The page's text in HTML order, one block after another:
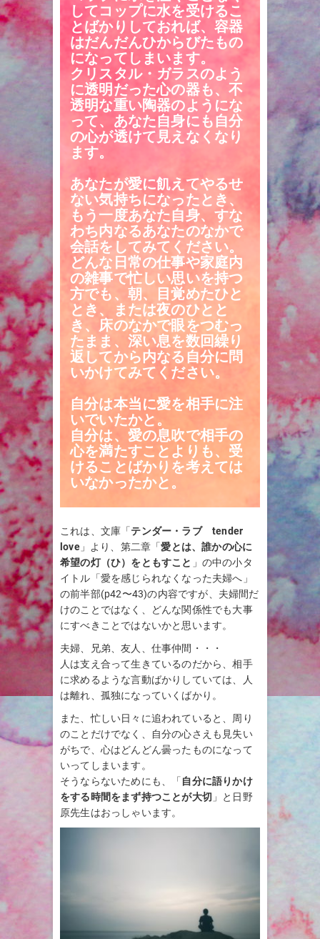
してコップに水を受けるこ
とばかりしておれば、容器
はだんだんひからびたもの
になってしまいます。
クリスタル・ガラスのよう
に透明だった心の器も、不
透明な重い陶器のようにな
って、あなた自身にも自分
の心が透けて見えなくなり
ます。
あなたが愛に飢えてやるせ
ない気持ちになったとき、
もう一度あなた自身、すな
わち内なるあなたのなかで
会話をしてみてください。
どんな日常の仕事や家庭内
の雑事で忙しい思いを持つ
方でも、朝、目覚めたひと
とき、または夜のひとと
き、床のなかで眼をつむっ
たまま、深い息を数回繰り
返してから内なる自分に問
いかけてみてください。
自分は本当に愛を相手に注
いでいたかと。
自分は、愛の息吹で相手の
心を満たすことよりも、受
けることばかりを考えては
いなかったかと。
これは、文庫「テンダー・ラブ tender
love」より、第二章「愛とは、誰かの心に
希望の灯（ひ）をともすこと 」の中の小タ
イトル「愛を感じられなくなった夫婦へ」
の前半部(p42〜43)の内容ですが、夫婦間だ
けのことではなく、どんな関係性でも大事
にすべきことではないかと思います。
夫婦、兄弟、友人、仕事仲間・・・
人は支え合って生きているのだから、相手
に求めるような言動ばかりしていては、人
は離れ、孤独になっていくばかり。
また、忙しい日々に追われていると、周り
のことだけでなく、自分の心さえも見失い
がちで、心はどんどん曇ったものになって
いってしまいます。
そうならないためにも、「 自分に語りかけ
をする時間をまず持つことが大切 」と日野
原先生はおっしゃいます。